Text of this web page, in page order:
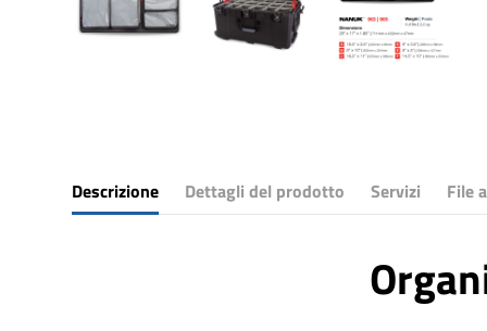
Descrizione Dettagli del prodotto Servizi File